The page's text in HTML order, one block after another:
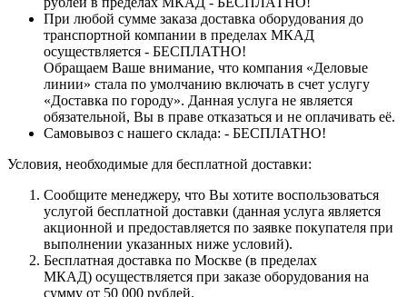
При любой сумме заказа доставка оборудования до
транспортной компании в пределах МКАД
осуществляется - БЕСПЛАТНО!
Обращаем Ваше внимание, что компания «Деловые
линии» стала по умолчанию включать в счет услугу
«Доставка по городу». Данная услуга не является
обязательной, Вы в праве отказаться и не оплачивать её.
Самовывоз с нашего склада: - БЕСПЛАТНО!
Условия, необходимые для бесплатной доставки:
Сообщите менеджеру, что Вы хотите воспользоваться
услугой бесплатной доставки (данная услуга является
акционной и предоставляется по заявке покупателя при
выполнении указанных ниже условий).
Бесплатная доставка по Москве (в пределах
МКАД) осуществляется при заказе оборудования на
сумму от 50 000 рублей.